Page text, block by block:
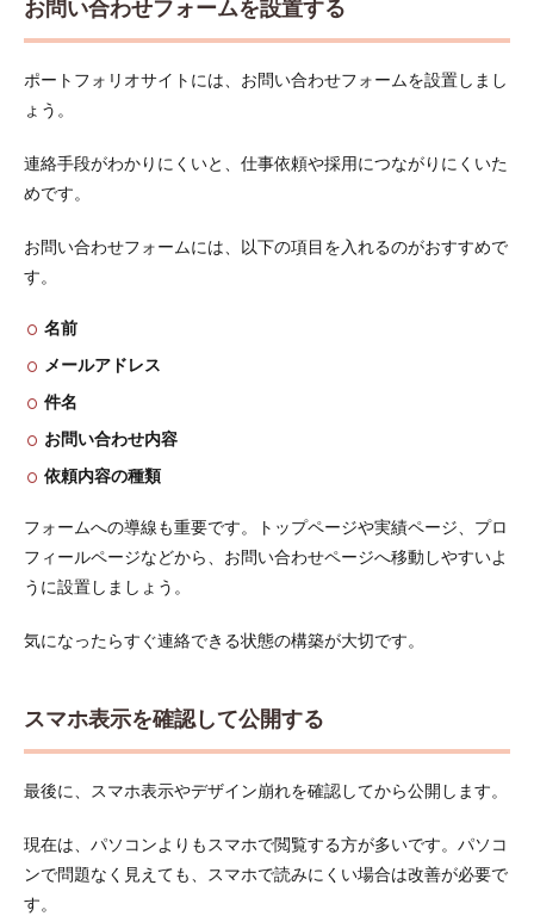
お問い合わせフォームを設置する
ポートフォリオサイトには、お問い合わせフォームを設置しまし
ょう。
連絡手段がわかりにくいと、仕事依頼や採用につながりにくいた
めです。
お問い合わせフォームには、以下の項目を入れるのがおすすめで
す。
名前
メールアドレス
件名
お問い合わせ内容
依頼内容の種類
フォームへの導線も重要です。トップページや実績ページ、プロ
フィールページなどから、お問い合わせページへ移動しやすいよ
うに設置しましょう。
気になったらすぐ連絡できる状態の構築が大切です。
スマホ表示を確認して公開する
最後に、スマホ表示やデザイン崩れを確認してから公開します。
現在は、パソコンよりもスマホで閲覧する方が多いです。パソコ
ンで問題なく見えても、スマホで読みにくい場合は改善が必要で
す。